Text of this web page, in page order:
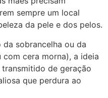
sempre um local
da pele e dos pelos.
da sobrancelha ou da
cera morna), a ideia
de geração
que perdura ao